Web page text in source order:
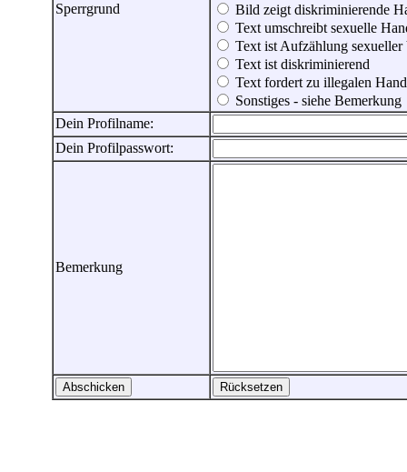
Sperrgrund
Bild zeigt diskriminierende
Text umschreibt sexuelle
Text ist Aufzählung sexueller
Text ist diskriminierend
Text fordert zu illegalen
Sonstiges - siehe Bemerkung
Dein Profilname:
Dein Profilpasswort:
Bemerkung